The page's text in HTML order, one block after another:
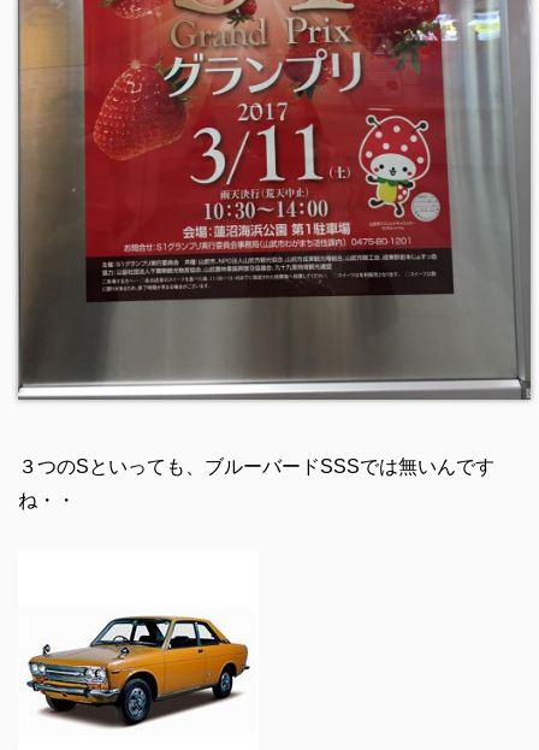
３つのSといっても、ブルーバードSSSでは無いんです
ね・・